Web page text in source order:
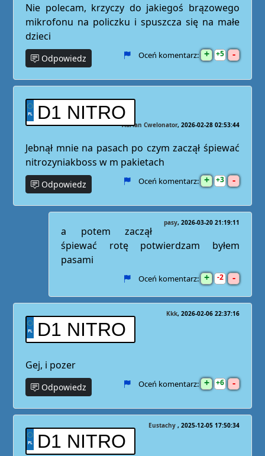
Nie polecam, krzyczy do jakiegoś brązowego
mikrofonu na policzku i spuszcza się na małe
dzieci
Odpowiedz Oceń komentarz: + 5 -
D1 NITRO
Adrian Cwelonator 2026-02-28 02:53:44
Jebnął mnie na pasach po czym zaczął śpiewać
nitrozyniakboss w m pakietach
Odpowiedz Oceń komentarz: + 3 -
pasy 2026-03-20 21:19:11
a potem zaczął
śpiewać rotę potwierdzam byłem
pasami
Oceń komentarz: + 2 -
D1 NITRO
Kkk 2026-02-06 22:37:16
Gej, i pozer
Odpowiedz Oceń komentarz: + 6 -
D1 NITRO
Eustachy 2025-12-05 17:50:34